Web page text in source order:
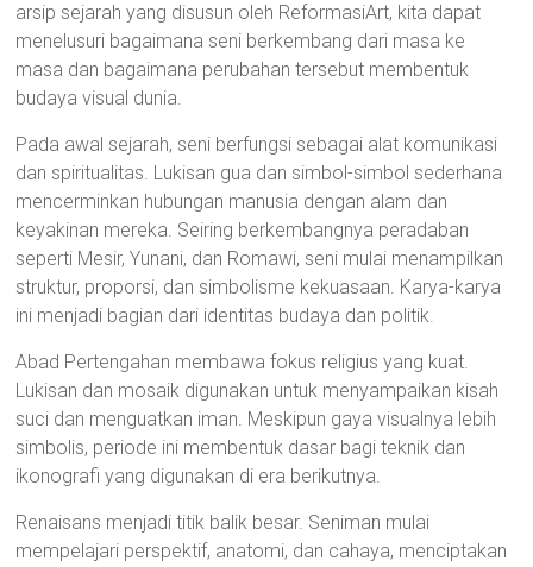
arsip sejarah yang disusun oleh ReformasiArt, kita dapat
menelusuri bagaimana seni berkembang dari masa ke
masa dan bagaimana perubahan tersebut membentuk
budaya visual dunia.
Pada awal sejarah, seni berfungsi sebagai alat komunikasi
dan spiritualitas. Lukisan gua dan simbol-simbol sederhana
mencerminkan hubungan manusia dengan alam dan
keyakinan mereka. Seiring berkembangnya peradaban
seperti Mesir, Yunani, dan Romawi, seni mulai menampilkan
struktur, proporsi, dan simbolisme kekuasaan. Karya-karya
ini menjadi bagian dari identitas budaya dan politik.
Abad Pertengahan membawa fokus religius yang kuat.
Lukisan dan mosaik digunakan untuk menyampaikan kisah
suci dan menguatkan iman. Meskipun gaya visualnya lebih
simbolis, periode ini membentuk dasar bagi teknik dan
ikonografi yang digunakan di era berikutnya.
Renaisans menjadi titik balik besar. Seniman mulai
mempelajari perspektif, anatomi, dan cahaya, menciptakan